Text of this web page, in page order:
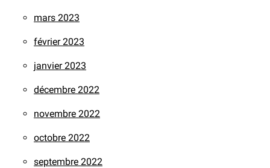
mars 2023
février 2023
janvier 2023
décembre 2022
novembre 2022
octobre 2022
septembre 2022